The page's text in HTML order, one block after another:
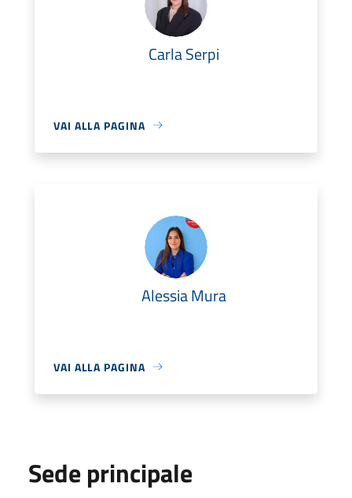
Carla Serpi
VAI ALLA PAGINA
Alessia Mura
VAI ALLA PAGINA
Sede principale